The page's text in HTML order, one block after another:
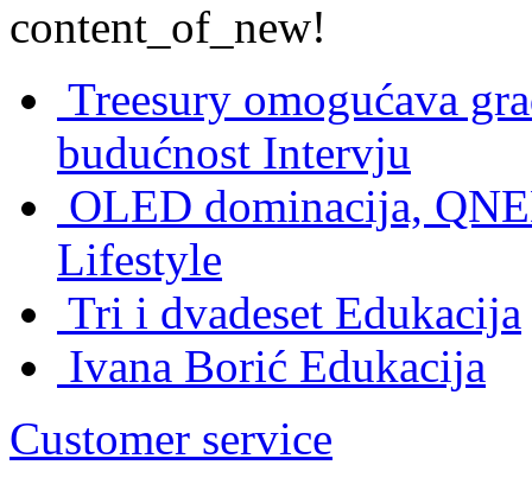
content_of_new!
Treesury omogućava
budućnost Intervju
OLED dominacija,
Lifestyle
Tri i dvadeset Edukacija
Ivana Borić Edukacija
Customer service